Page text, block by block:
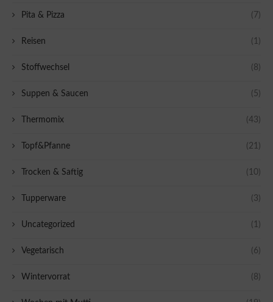
Pita & Pizza (7)
Reisen (1)
Stoffwechsel (8)
Suppen & Saucen (5)
Thermomix (43)
Topf&Pfanne (21)
Trocken & Saftig (10)
Tupperware (3)
Uncategorized (1)
Vegetarisch (6)
Wintervorrat (8)